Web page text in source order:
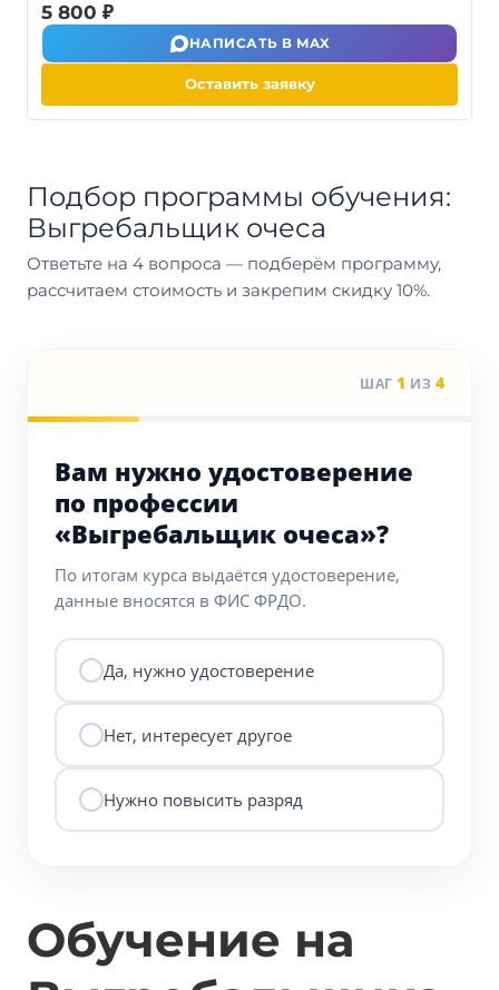
5 800 ₽
НАПИСАТЬ В MAX
Оставить заявку
Подбор программы обучения:
Выгребальщик очеса
Ответьте на 4 вопроса — подберём программу,
рассчитаем стоимость и закрепим скидку 10%.
ШАГ 1 ИЗ 4
Вам нужно удостоверение
по профессии
«Выгребальщик очеса»?
По итогам курса выдаётся удостоверение,
данные вносятся в ФИС ФРДО.
Да, нужно удостоверение
Нет, интересует другое
Нужно повысить разряд
Обучение на